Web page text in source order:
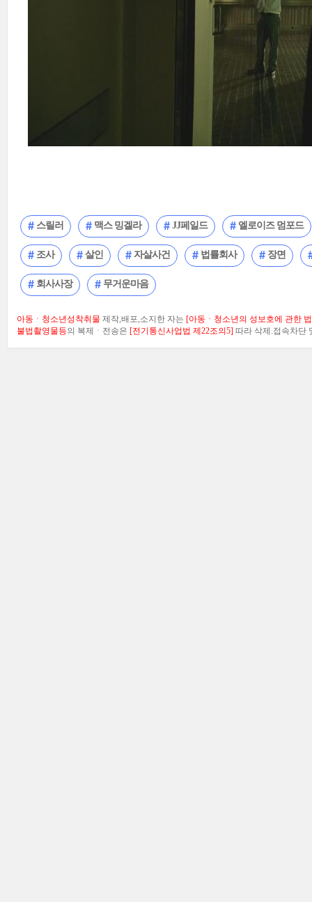
스릴러 맥스 밍겔라 JJ페일드 엘로이즈 멈포드
조사 살인 자살사건 법률회사 장면
회사사장 무거운마음
아동ㆍ청소년성착취물 제작,배포,소지한 자는 [아동ㆍ청소년의 성보호에 관한
불법촬영물등의 복제ㆍ전송은 [전기통신사업법 제22조의5] 따라 삭제.접속차단